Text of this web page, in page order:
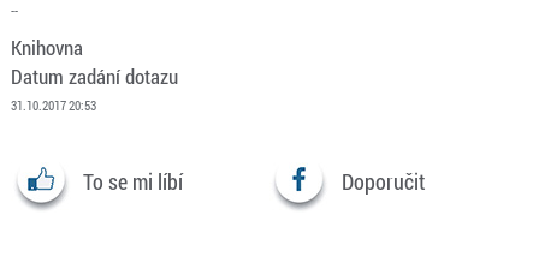
--
Knihovna
Datum zadání dotazu
31.10.2017 20:53
To se mi líbí Doporučit